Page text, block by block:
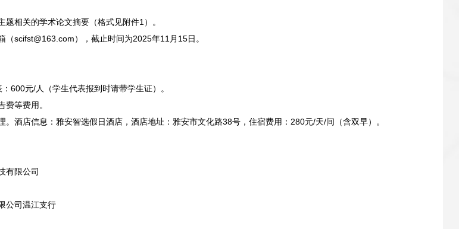
题相关的学术论文摘要（格式见附件1）。
（scifst@163.com），截止时间为2025年11月15日。
600元/人（学生代表报到时请带学生证）。
费等费用。
。酒店信息：雅安智选假日酒店，酒店地址：雅安市文化路38号，住宿费用：280元/天/间（含双早）。
有限公司
公司温江支行